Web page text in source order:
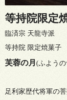
等持院限定
臨済宗 天龍寺派
等持院 限定焼菓子
芙蓉の月 (ふよう
足利家歴代将軍の